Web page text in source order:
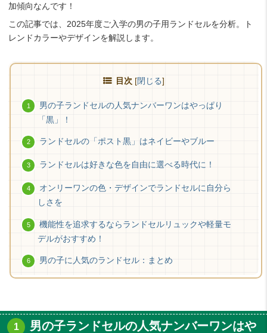
加傾向なんです！
この記事では、2025年度ご入学の男の子用ランドセルを分析。ト
レンドカラーやデザインを解説します。
目次 [閉じる]
男の子ランドセルの人気ナンバーワンはやっぱり
「黒」！
ランドセルの「ポスト黒」はネイビーやブルー
ランドセルは好きな色を自由に選べる時代に！
オンリーワンの色・デザインでランドセルに自分ら
しさを
機能性を追求するならランドセルリュックや軽量モ
デルがおすすめ！
男の子に人気のランドセル：まとめ
男の子ランドセルの人気ナンバーワンはや